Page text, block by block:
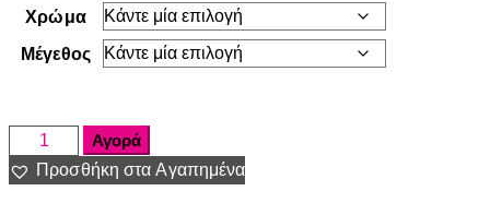
Χρώμα
Μέγεθος
Αγορά
Προσθήκη στα Αγαπημένα